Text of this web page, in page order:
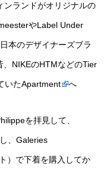
ンランドがオリジナルの
やLabel Under
本のデザイナーズブラ
、NIKEのHTMなどのTier
いたApartment へ
を拝見して、
、Galeries
）で下着を購入してか